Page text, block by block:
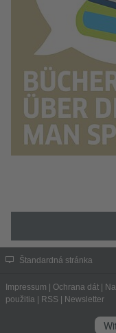
Štandardná stránka
Impressum | Ochrana dát |
použitia | RSS | Newsletter